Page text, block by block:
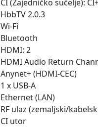
CI (Zajedničko sučelje):
HbbTV 2.0.3
Wi-Fi
Bluetooth
HDMI: 2
HDMI Audio Return
Anynet+ (HDMI-CEC)
1 x USB-A
Ethernet (LAN)
RF ulaz (zemaljski/
CI utor